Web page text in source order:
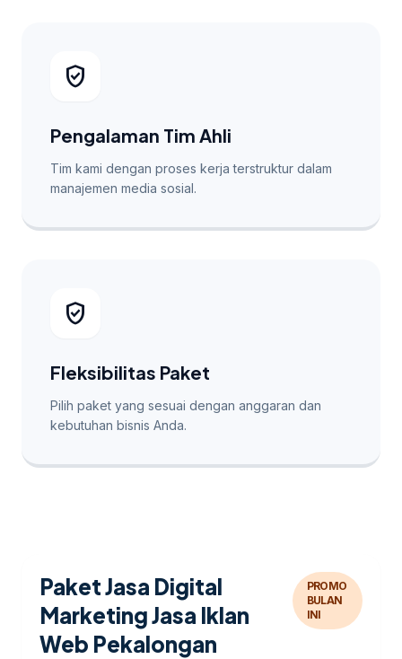
verified_user
Pengalaman Tim Ahli
Tim kami dengan proses kerja terstruktur dalam
manajemen media sosial.
verified_user
Fleksibilitas Paket
Pilih paket yang sesuai dengan anggaran dan
kebutuhan bisnis Anda.
Paket Jasa Digital
Marketing Jasa Iklan
Web Pekalongan
PROMO
BULAN
INI